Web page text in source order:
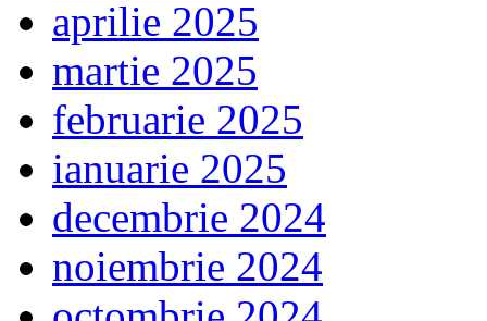
aprilie 2025
martie 2025
februarie 2025
ianuarie 2025
decembrie 2024
noiembrie 2024